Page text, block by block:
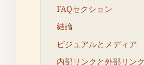
FAQセクション
結論
ビジュアルとメディア
内部リンクと外部リンク